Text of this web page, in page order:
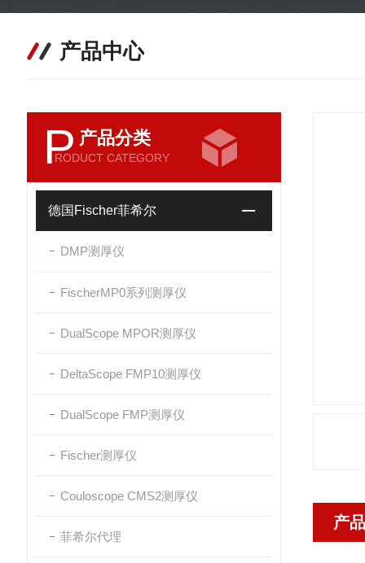
产品中心
P 产品分类
RODUCT CATEGORY
德国Fischer菲希尔
DMP测厚仪
FischerMP0系列测厚仪
DualScope MPOR测厚仪
DeltaScope FMP10测厚仪
DualScope FMP测厚仪
Fischer测厚仪
Couloscope CMS2测厚仪
菲希尔代理
产